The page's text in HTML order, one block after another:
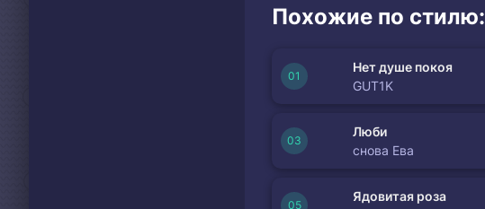
Похожие по стилю:
Нет душе покоя
GUT1K
Люби
снова Ева
Ядовитая роза